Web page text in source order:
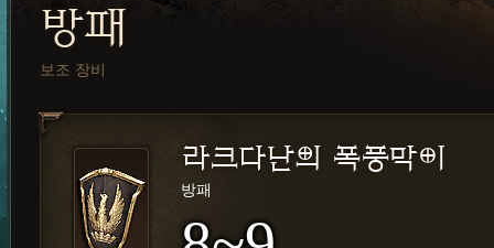
방패
보조 장비
라크다난의 폭풍막이
방패